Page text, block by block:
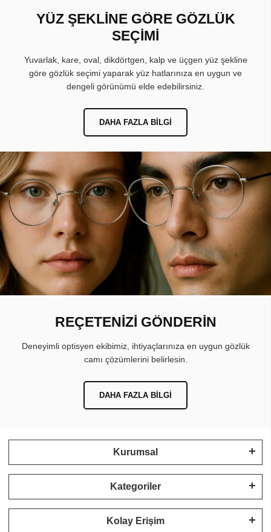
YÜZ ŞEKLİNE GÖRE GÖZLÜK
SEÇİMİ
Yuvarlak, kare, oval, dikdörtgen, kalp ve üçgen yüz şekline
göre gözlük seçimi yaparak yüz hatlarınıza en uygun ve
dengeli görünümü elde edebilirsiniz.
DAHA FAZLA BILGI
REÇETENİZİ GÖNDERİN
Deneyimli optisyen ekibimiz, ihtiyaçlarınıza en uygun gözlük
camı çözümlerini belirlesin.
DAHA FAZLA BILGI
Kurumsal
Kategoriler
Kolay Erişim